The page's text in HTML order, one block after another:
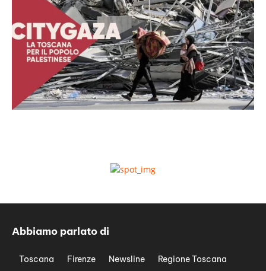
Abbiamo parlato di
Toscana Firenze Newsline
Regione Toscana